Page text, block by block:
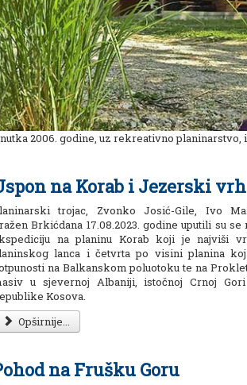
2006. godine, uz rekreativno
na Korab i Jezerski vrh
trojac, Zvonko Josić-Gile, Ivo
Brkićdana 17.08.2023. godine uputili su se
na planinu Korab koji je najviši
lanca i četvrta po visini planina
na Balkanskom poluotoku te na
u sjevernoj Albaniji, istočnoj Crnoj
Kosova.
Opširnije...
na Frušku Goru